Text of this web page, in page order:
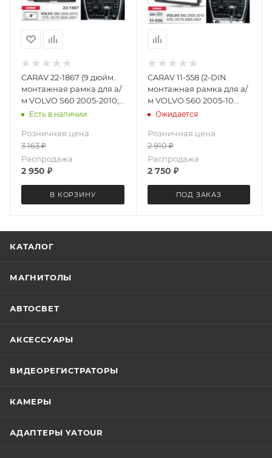
CARAV 22-1867 (9 дюйм.
монтажная рамка для а/
м VOLVO S60 2005-2010;
V70, XC70 2005-2007
Есть в наличии
Розничная цена
3 163₽
Распродажа
2 950 ₽
В КОРЗИНУ
CARAV 11-558 (2-DIN
монтажная рамка для а/
м VOLVO S60 2005-10
V70, XC70 2005-07
Ожидается
Розничная цена
2 910₽
Распродажа
2 750 ₽
ПОД ЗАКАЗ
КАТАЛОГ
МАГНИТОЛЫ
АВТОСВЕТ
АКСЕССУАРЫ
ВИДЕОРЕГИСТРАТОРЫ
КАМЕРЫ
АДАПТЕРЫ YATOUR